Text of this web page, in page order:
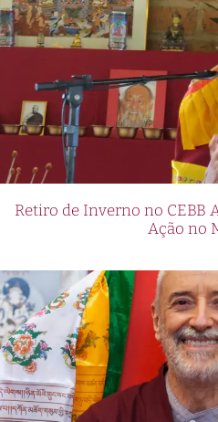
Retiro de Inverno no CEBB
Ação no